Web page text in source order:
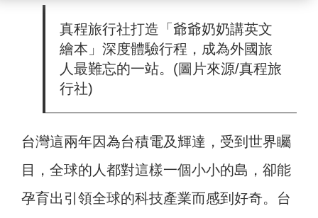
真程旅行社打造「爺爺奶奶講英文
繪本」深度體驗行程，成為外國旅
人最難忘的一站。(圖片來源/真程旅
行社)
台灣這兩年因為台積電及輝達，受到世界矚
目，全球的人都對這樣一個小小的島，卻能
孕育出引領全球的科技產業而感到好奇。台